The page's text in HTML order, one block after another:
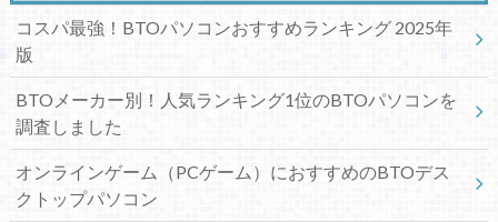
コスパ最強！BTOパソコンおすすめランキング 2025年
版
BTOメーカー別！人気ランキング1位のBTOパソコンを
調査しました
オンラインゲーム（PCゲーム）におすすめのBTOデス
クトップパソコン